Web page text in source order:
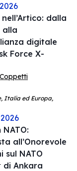
nell’Artico: dalla
alla
digitale
Force X-
Italia ed Europa,
all’Onorevole
sul NATO
di Ankara